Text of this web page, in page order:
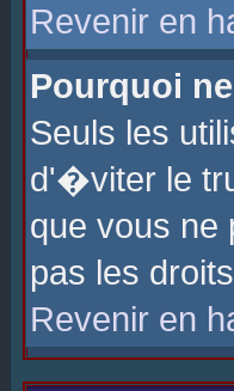
Revenir en
Pourquoi
Seuls les
d'�viter le
que vous ne
pas les
Revenir en